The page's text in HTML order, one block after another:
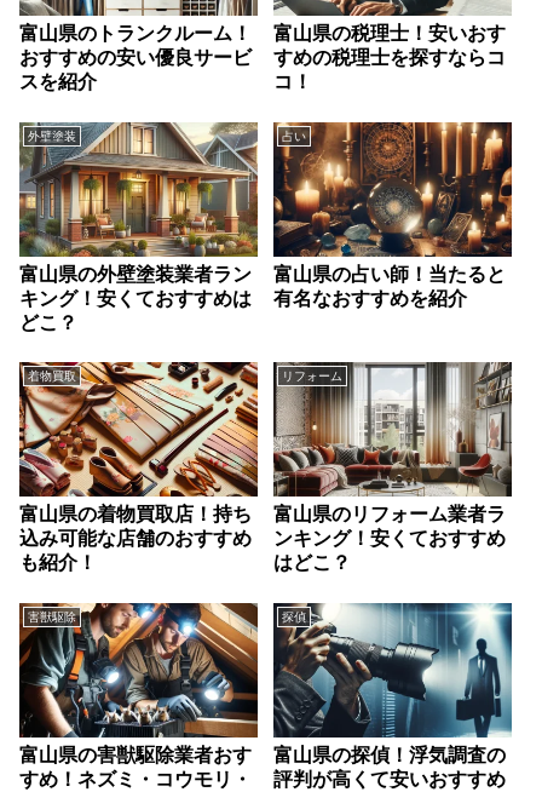
富山県のトランクルーム！
おすすめの安い優良サービ
スを紹介
富山県の税理士！安いおす
すめの税理士を探すならコ
コ！
外壁塗装
富山県の外壁塗装業者ラン
キング！安くておすすめは
どこ？
占い
富山県の占い師！当たると
有名なおすすめを紹介
着物買取
富山県の着物買取店！持ち
込み可能な店舗のおすすめ
も紹介！
リフォーム
富山県のリフォーム業者ラ
ンキング！安くておすすめ
はどこ？
害獣駆除
富山県の害獣駆除業者おす
すめ！ネズミ・コウモリ・
探偵
富山県の探偵！浮気調査の
評判が高くて安いおすすめ